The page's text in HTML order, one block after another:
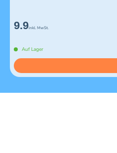
9.9inkl. MwSt.
Auf Lager